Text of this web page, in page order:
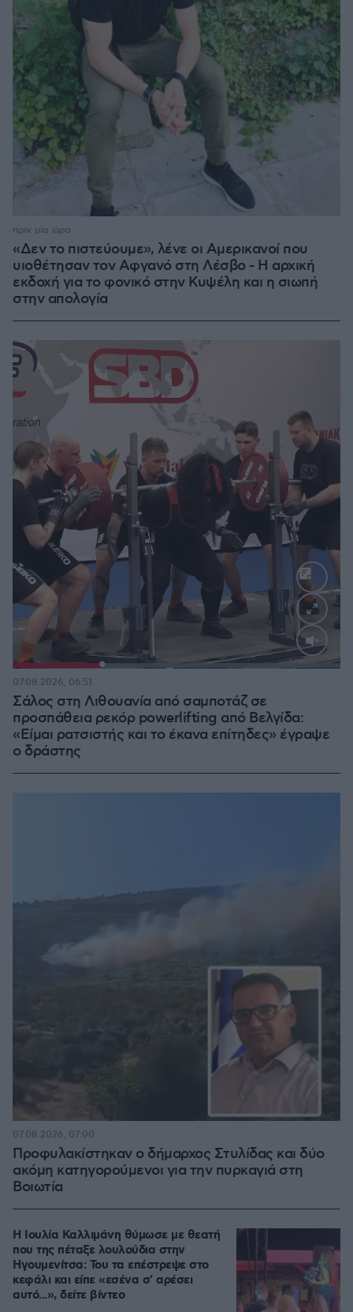
«Δεν το πιστεύουμε», λένε οι Αμερικανοί που
υιοθέτησαν τον Αφγανό στη Λέσβο - Η αρχική
εκδοχή για το φονικό στην Κυψέλη και η σιωπή
στην απολογία
πριν μία ώρα
Loaded:
Σάλος στη Λιθουανία από σαμποτάζ σε
προσπάθεια ρεκόρ powerlifting από Βελγίδα:
«Είμαι ρατσιστής και το έκανα επίτηδες» έγραψε
ο δράστης
07.08.2026, 06:51
Προφυλακίστηκαν ο δήμαρχος Στυλίδας και δύο
ακόμη κατηγορούμενοι για την πυρκαγιά στη
Βοιωτία
07.08.2026, 07:00
Η Ιουλία Καλλιμάνη θύμωσε με θεατή
που της πέταξε λουλούδια στην
Ηγουμενίτσα: Του τα επέστρεψε στο
κεφάλι και είπε «εσένα σ' αρέσει
αυτό...», δείτε βίντεο